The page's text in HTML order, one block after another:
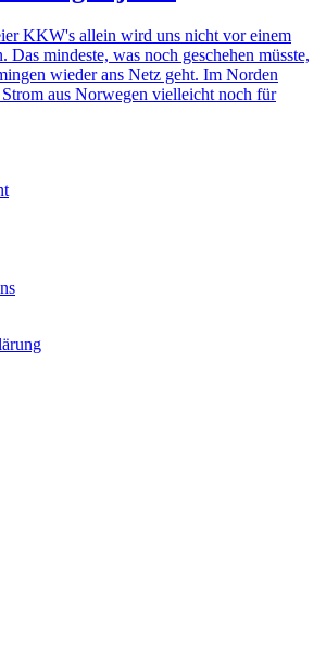
KKW's allein wird uns nicht vor einem
Das mindeste, was noch geschehen müsste,
wieder ans Netz geht. Im Norden
aus Norwegen vielleicht noch für